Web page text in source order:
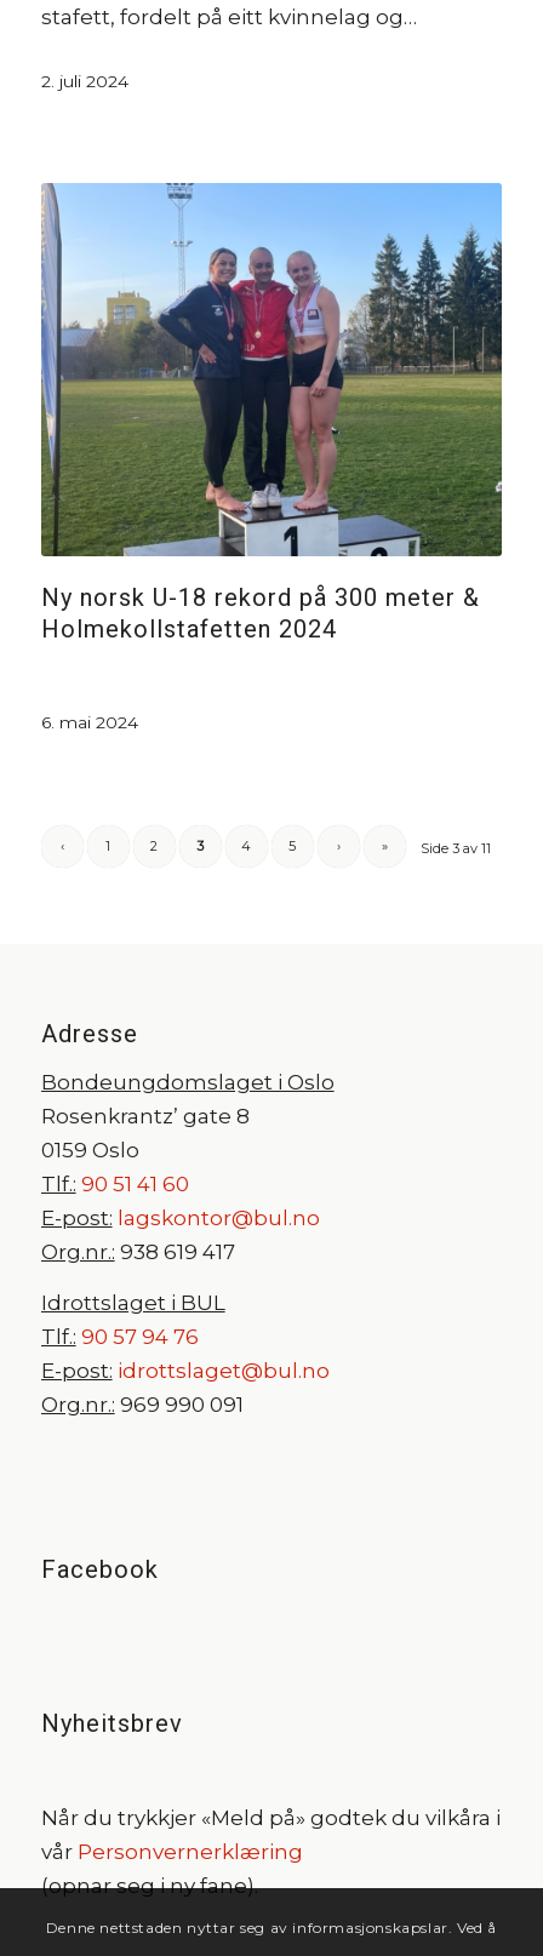
stafett, fordelt på eitt kvinnelag og…
2. juli 2024
Ny norsk U-18 rekord på 300 meter &
Holmekollstafetten 2024
6. mai 2024
Side 3 av 11
‹ 1 2 3 4 5 › »
Adresse
Bondeungdomslaget i Oslo
Rosenkrantz’ gate 8
0159 Oslo
Tlf.: 90 51 41 60
E-post: lagskontor@bul.no
Org.nr.: 938 619 417
Idrottslaget i BUL
Tlf.: 90 57 94 76
E-post: idrottslaget@bul.no
Org.nr.: 969 990 091
Facebook
Nyheitsbrev
Når du trykkjer «Meld på» godtek du vilkåra i
vår Personvernerklæring
(opnar seg i ny fane).
Denne nettstaden nyttar seg av informasjonskapslar. Ved å